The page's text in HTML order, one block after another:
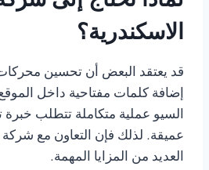
الاسكندرية؟
قد يعتقد البعض أن تحسين
إضافة كلمات مفتاحية داخل
السيو عملية متكاملة تتطلب خبرة
عميقة. لذلك فإن التعاون مع
العديد من المزايا المهمة.